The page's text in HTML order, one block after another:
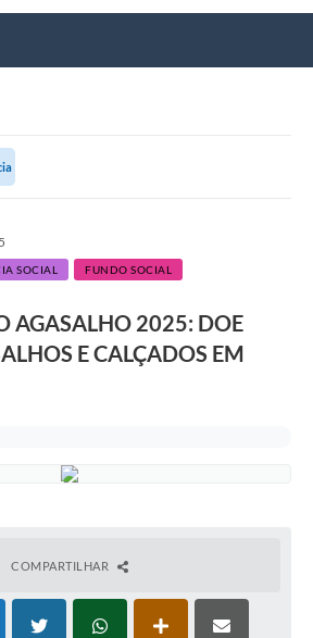
SOCIAL FUNDO SOCIAL
AGASALHO 2025: DOE
E CALÇADOS EM
COMPARTILHAR